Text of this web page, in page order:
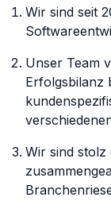
Wir sind seit
Unser Team
Erfolgsbilanz
Wir sind